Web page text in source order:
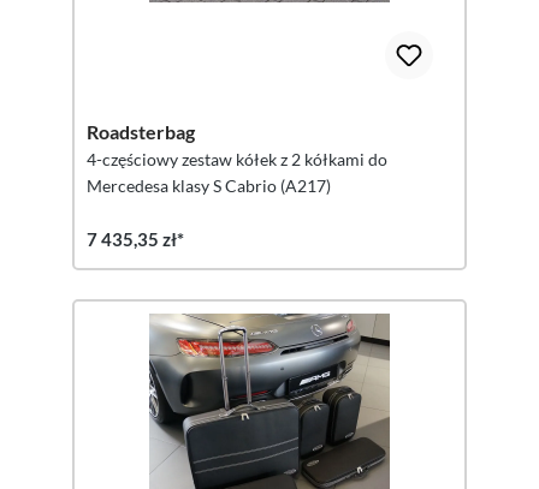
Roadsterbag
4-częściowy zestaw kółek z 2 kółkami do
Mercedesa klasy S Cabrio (A217)
7 435,35 zł*